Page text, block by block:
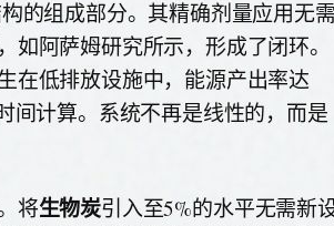
的组成部分。其精确剂量应用无需
如阿萨姆研究所示，形成了闭环。
在低排放设施中，能源产出率达
间计算。系统不再是线性的，而是
将生物炭引入至5%的水平无需新